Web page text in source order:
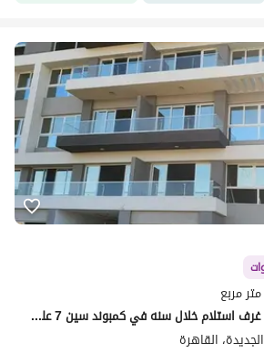
بخصم كاش 45% شقه 4 غرف استلام خلال سنه في كمبوند سين 7 علي المحور المركزي بجوار الجامعه البريطانيه